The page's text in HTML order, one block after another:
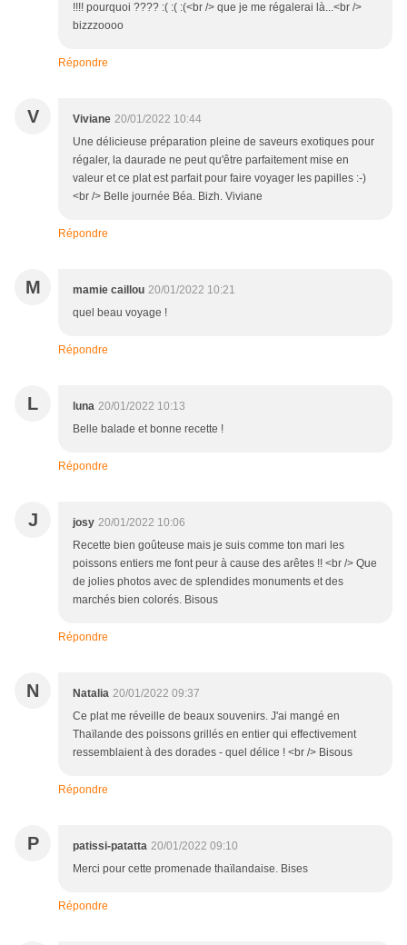
!!!! pourquoi ???? :( :( :(<br /> que je me régalerai là...<br />
bizzzoooo
Répondre
V Viviane 20/01/2022 10:44
Une délicieuse préparation pleine de saveurs exotiques pour
régaler, la daurade ne peut qu'être parfaitement mise en
valeur et ce plat est parfait pour faire voyager les papilles :-)
<br /> Belle journée Béa. Bizh. Viviane
Répondre
M mamie caillou 20/01/2022 10:21
quel beau voyage !
Répondre
L luna 20/01/2022 10:13
Belle balade et bonne recette !
Répondre
J josy 20/01/2022 10:06
Recette bien goûteuse mais je suis comme ton mari les
poissons entiers me font peur à cause des arêtes !! <br /> Que
de jolies photos avec de splendides monuments et des
marchés bien colorés. Bisous
Répondre
N Natalia 20/01/2022 09:37
Ce plat me réveille de beaux souvenirs. J'ai mangé en
Thaïlande des poissons grillés en entier qui effectivement
ressemblaient à des dorades - quel délice ! <br /> Bisous
Répondre
P patissi-patatta 20/01/2022 09:10
Merci pour cette promenade thaïlandaise. Bises
Répondre